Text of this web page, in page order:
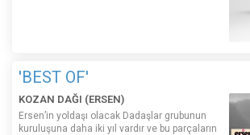
'BEST OF'
KOZAN DAĞI (ERSEN)
Ersen’in yoldaşı olacak Dadaşlar grubunun
kuruluşuna daha iki yıl vardır ve bu parçaların